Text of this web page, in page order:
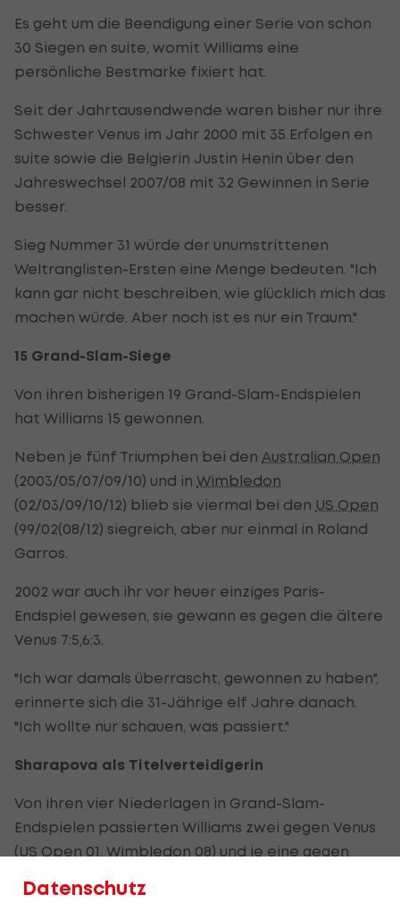
Es geht um die Beendigung einer Serie von schon
30 Siegen en suite, womit Williams eine
persönliche Bestmarke fixiert hat.
Seit der Jahrtausendwende waren bisher nur ihre
Schwester Venus im Jahr 2000 mit 35 Erfolgen en
suite sowie die Belgierin Justin Henin über den
Jahreswechsel 2007/08 mit 32 Gewinnen in Serie
besser.
Sieg Nummer 31 würde der unumstrittenen
Weltranglisten-Ersten eine Menge bedeuten. "Ich
kann gar nicht beschreiben, wie glücklich mich das
machen würde. Aber noch ist es nur ein Traum."
15 Grand-Slam-Siege
Von ihren bisherigen 19 Grand-Slam-Endspielen
hat Williams 15 gewonnen.
Neben je fünf Triumphen bei den Australian Open
(2003/05/07/09/10) und in Wimbledon
(02/03/09/10/12) blieb sie viermal bei den US Open
(99/02(08/12) siegreich, aber nur einmal in Roland
Garros.
2002 war auch ihr vor heuer einziges Paris-
Endspiel gewesen, sie gewann es gegen die ältere
Venus 7:5,6:3.
"Ich war damals überrascht, gewonnen zu haben",
erinnerte sich die 31-Jährige elf Jahre danach.
"Ich wollte nur schauen, was passiert."
Sharapova als Titelverteidigerin
Von ihren vier Niederlagen in Grand-Slam-
Endspielen passierten Williams zwei gegen Venus
(US Open 01, Wimbledon 08) und je eine gegen
(Wimbledon 04).
Datenschutz